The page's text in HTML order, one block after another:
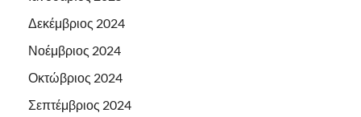
Δεκέμβριος 2024
Νοέμβριος 2024
Οκτώβριος 2024
Σεπτέμβριος 2024